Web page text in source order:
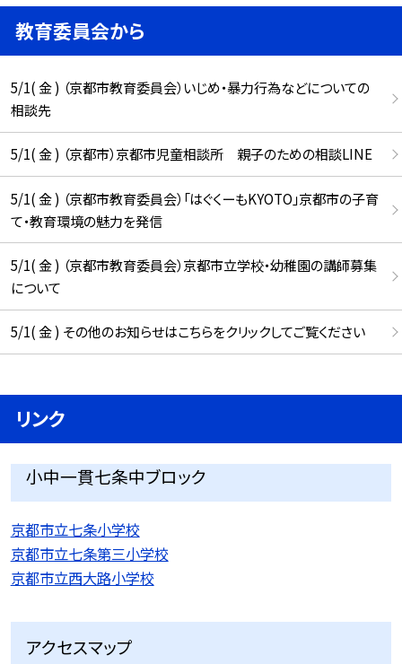
教育委員会から
5/1( 金 ) （京都市教育委員会）いじめ・暴力行為などについての
相談先
5/1( 金 ) （京都市）京都市児童相談所 親子のための相談LINE
5/1( 金 ) （京都市教育委員会）「はぐくーもKYOTO」京都市の子育
て・教育環境の魅力を発信
5/1( 金 ) （京都市教育委員会）京都市立学校・幼稚園の講師募集
について
5/1( 金 ) その他のお知らせはこちらをクリックしてご覧ください
リンク
小中一貫七条中ブロック
京都市立七条小学校
京都市立七条第三小学校
京都市立西大路小学校
アクセスマップ